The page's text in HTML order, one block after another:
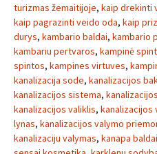
turizmas žemaitijoje, kaip drekinti
kaip pagrazinti veido oda, kaip
durys, kambario baldai, kambario
kambariu pertvaros, kampinė
spintos, kampines virtuves,
kanalizacija sode, kanalizacijos
kanalizacijos sistema,
kanalizacijos valiklis, kanalizacijos
lynas, kanalizacijos valymo
kanalizaciju valymas, kanapa baldai